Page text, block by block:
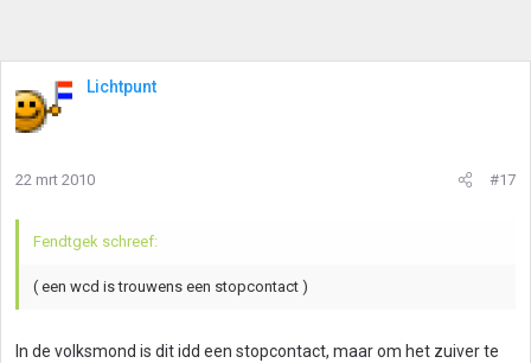
Lichtpunt
22 mrt 2010 #17
Fendtgek schreef:
( een wcd is trouwens een stopcontact )
In de volksmond is dit idd een stopcontact, maar om het zuiver te